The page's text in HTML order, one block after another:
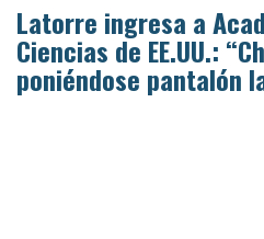
Latorre ingresa a
Ciencias de EE.UU.:
poniéndose pantalón